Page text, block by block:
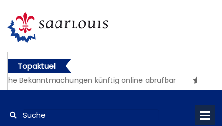
Topaktuell
Bekanntmachungen künftig online abrufbar